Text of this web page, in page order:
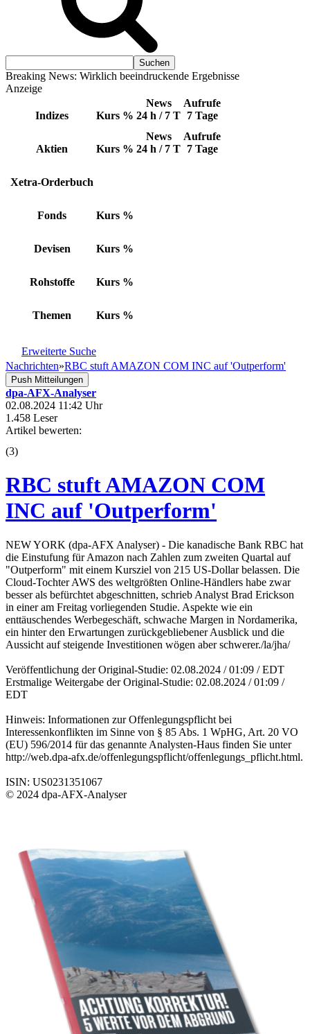
Breaking News: Wirklich beeindruckende Ergebnisse
Anzeige
Indizes Kurs %
News
24 h / 7 T
Aufrufe
7 Tage
Aktien Kurs %
News
24 h / 7 T
Aufrufe
7 Tage
Xetra-Orderbuch
Fonds Kurs %
Devisen Kurs %
Rohstoffe Kurs %
Themen Kurs %
Erweiterte Suche
Nachrichten»RBC stuft AMAZON COM INC auf 'Outperform'
Push Mitteilungen
dpa-AFX-Analyser
02.08.2024 11:42 Uhr
1.458 Leser
Artikel bewerten:
(3)
RBC stuft AMAZON COM
INC auf 'Outperform'
NEW YORK (dpa-AFX Analyser) - Die kanadische Bank RBC hat
die Einstufung für Amazon nach Zahlen zum zweiten Quartal auf
"Outperform" mit einem Kursziel von 215 US-Dollar belassen. Die
Cloud-Tochter AWS des weltgrößten Online-Händlers habe zwar
besser als befürchtet abgeschnitten, schrieb Analyst Brad Erickson
in einer am Freitag vorliegenden Studie. Aspekte wie ein
enttäuschendes Werbegeschäft, schwache Margen in Nordamerika,
ein hinter den Erwartungen zurückgebliebener Ausblick und die
Aussicht auf steigende Investitionen wögen aber schwerer./la/jha/
Veröffentlichung der Original-Studie: 02.08.2024 / 01:09 / EDT
Erstmalige Weitergabe der Original-Studie: 02.08.2024 / 01:09 /
EDT
Hinweis: Informationen zur Offenlegungspflicht bei
Interessenkonflikten im Sinne von § 85 Abs. 1 WpHG, Art. 20 VO
(EU) 596/2014 für das genannte Analysten-Haus finden Sie unter
http://web.dpa-afx.de/offenlegungspflicht/offenlegungs_pflicht.html.
ISIN: US0231351067
© 2024 dpa-AFX-Analyser